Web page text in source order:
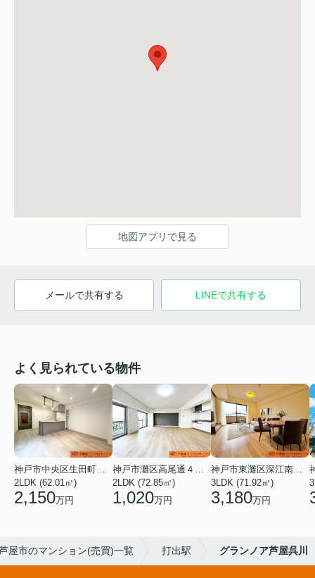
地図アプリで見る
メールで共有する LINEで共有する
よく見られている物件
神戸市中央区生田町１丁目
2LDK (62.01㎡)
2,150万円
神戸市灘区高尾通４丁目
2LDK (72.85㎡)
1,020万円
神戸市東灘区深江南町１丁目
3LDK (71.92㎡)
3,180万円
屋市のマンション(売買)一覧 打出駅 グランノア芦屋呉川